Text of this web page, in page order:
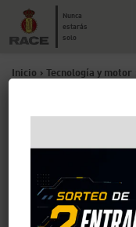
Nunca
estarás
solo
Inicio > Tecnología y motor
¿Qué es
cárter de
El cárter es una
veces pasa